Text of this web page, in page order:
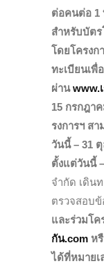
ต่อคนต่อ 1
สำหรับบัตร
โดยโครงก
ทะเบียนเพื่
ผ่านwww.
15 กรกฎา
รงการฯ ส
วันนี้ – 31
ตั้งแต่วันนี้
จำกัด เดิน
ตรวจสอบข้
และร่วมโค
กัน.com ห
ได้ที่หมายเ